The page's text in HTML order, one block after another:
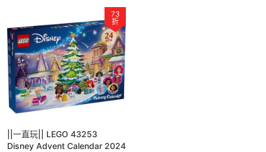
73
折
||一直玩|| LEGO 43253
Disney Advent Calendar 2024